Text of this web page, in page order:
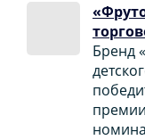
Бренд